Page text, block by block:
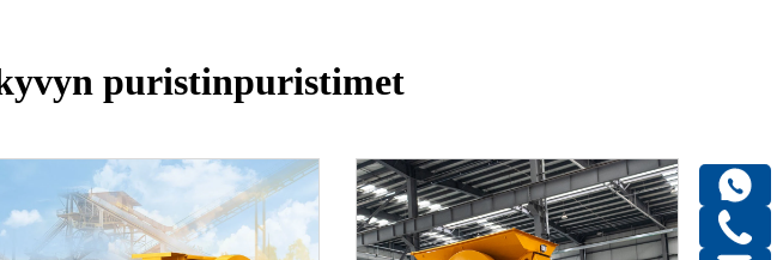
puristinpuristimet